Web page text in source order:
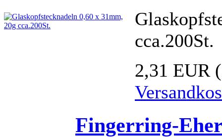
cca.200St.
2,31 EUR
Fingerring-